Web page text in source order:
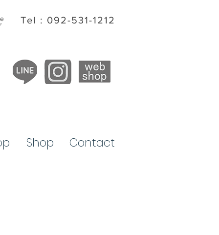
Tel : 092-531-1212
​Shop Contact